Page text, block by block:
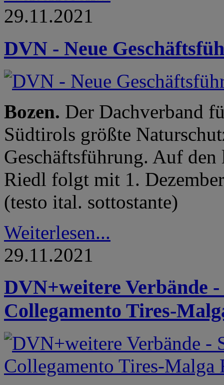
29.11.2021
DVN - Neue
Bozen. Der Dachverband
Südtirols größte
Geschäftsführung. Auf
Riedl folgt mit 1.
(testo ital. sottostante)
Weiterlesen...
29.11.2021
DVN+weitere Verbände
Collegamento Tires-